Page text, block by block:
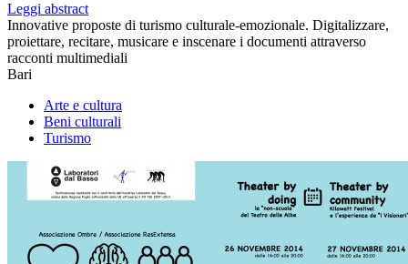
Leggi abstract
Innovative proposte di turismo culturale-emozionale. Digitalizzare,
proiettare, recitare, musicare e inscenare i documenti attraverso
racconti multimediali
Bari
Arte e cultura
Beni culturali
Turismo